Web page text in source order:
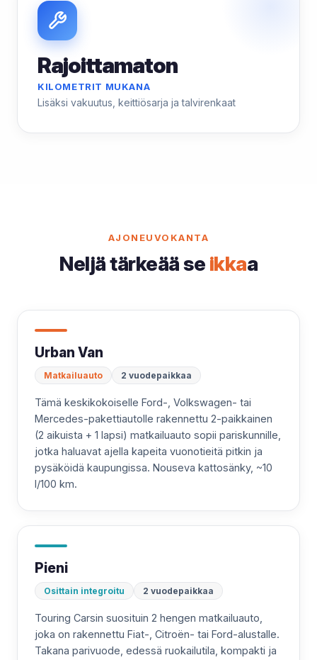
Rajoittamaton
KILOMETRIT MUKANA
Lisäksi vakuutus, keittiösarja ja talvirenkaat
AJONEUVOKANTA
Neljä tärkeää se ikkaa
Urban Van
Matkailuauto 2 vuodepaikkaa
Tämä keskikokoiselle Ford-, Volkswagen- tai
Mercedes-pakettiautolle rakennettu 2-paikkainen
(2 aikuista + 1 lapsi) matkailuauto sopii pariskunnille,
jotka haluavat ajella kapeita vuonotieitä pitkin ja
pysäköidä kaupungissa. Nouseva kattosänky, ~10
l/100 km.
Pieni
Osittain integroitu 2 vuodepaikkaa
Touring Carsin suosituin 2 hengen matkailuauto,
joka on rakennettu Fiat-, Citroën- tai Ford-alustalle.
Takana parivuode, edessä ruokailutila, kompakti ja